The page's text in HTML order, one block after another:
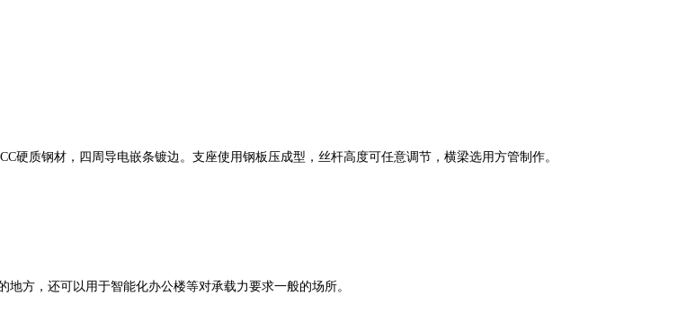
硬质钢材，四周导电嵌条镀边。支座使用钢板压成型，丝杆高度可任意调节，横梁选用方管制作。
方，还可以用于智能化办公楼等对承载力要求一般的场所。